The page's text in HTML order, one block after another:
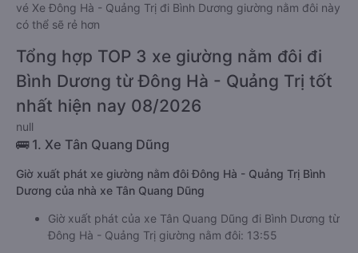
vé Xe Đông Hà - Quảng Trị đi Bình Dương giường nằm đôi này
có thể sẽ rẻ hơn
Tổng hợp TOP 3 xe giường nằm đôi đi
Bình Dương từ Đông Hà - Quảng Trị tốt
nhất hiện nay 08/2026
null
🚌 1. Xe Tân Quang Dũng
Giờ xuất phát xe giường nằm đôi Đông Hà - Quảng Trị Bình
Dương của nhà xe Tân Quang Dũng
Giờ xuất phát của xe Tân Quang Dũng đi Bình Dương từ
Đông Hà - Quảng Trị giường nằm đôi: 13:55